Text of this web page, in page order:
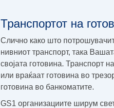
Транспортот на
Слично како што
нивниот транспорт, така
својата готовина. Транспорт
или враќаат готовина во
готовина во банкоматите.
GS1 организациите ширум